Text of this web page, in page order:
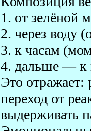
1. от зелёной
2. через воду
3. к часам
4. дальше — к
Это отражает:
переход от
выдерживать